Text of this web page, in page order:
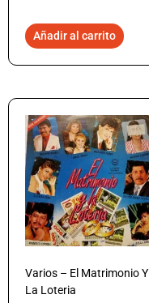
Añadir al carrito
Varios – El Matrimonio Y
La Loteria